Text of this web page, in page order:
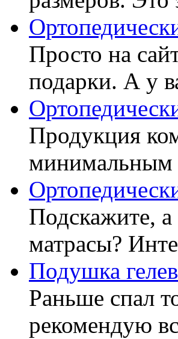
Просто на
подарки. А у
Продукция
минимальным
Подскажите, а
матрасы?
Подушка
Раньше спал
рекомендую